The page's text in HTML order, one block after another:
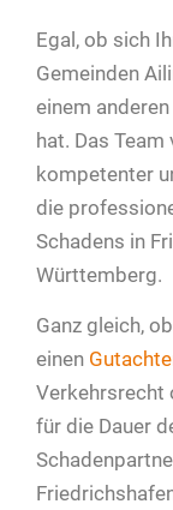
Egal, ob sich
Gemeinden
einem
hat. Das
kompetenter
die
Schadens in
Württemberg.
Ganz gleich,
einen
Verkehrsrecht
für die Dauer